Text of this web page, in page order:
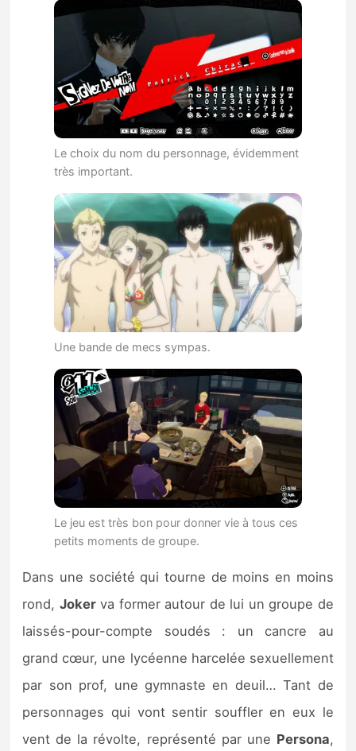
Le choix du nom du personnage, évidemment
très important.
Une bande de mecs sympas.
Le jeu est très bon pour donner vie à tous ces
petits moments de groupe.
Dans une société qui tourne de moins en moins
rond, Jokerva former autour de lui un groupe de
laissés-pour-compte soudés : un cancre au
grand cœur, une lycéenne harcelée sexuellement
par son prof, une gymnaste en deuil… Tant de
personnages qui vont sentir souffler en eux le
vent de la révolte, représenté par une Persona,